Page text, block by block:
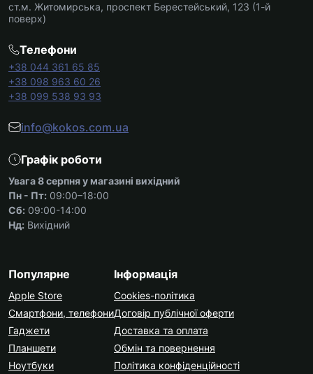
ст.м. Житомирська, проспект Берестейський, 123 (1-й
поверх)
Телефони
+38 044 361 65 85
+38 098 963 60 26
+38 099 538 93 93
info@kokos.com.ua
Графік роботи
Увага 8 серпня у магазині вихідний
Пн - Пт: 09:00–18:00
Сб: 09:00-14:00
Нд: Вихідний
Популярне
Apple Store
Смартфони, телефони
Гаджети
Планшети
Ноутбуки
Інформація
Cookies-політика
Договір публічної оферти
Доставка та оплата
Обмін та повернення
Політика конфіденційності